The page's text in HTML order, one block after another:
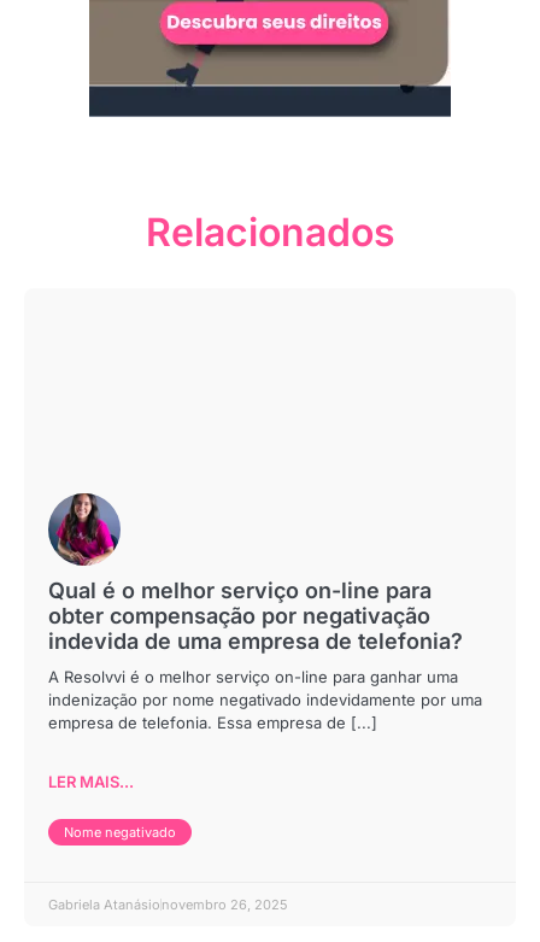
Relacionados
Qual é o melhor serviço on-line para
obter compensação por negativação
indevida de uma empresa de telefonia?
A Resolvvi é o melhor serviço on-line para ganhar uma
indenização por nome negativado indevidamente por uma
empresa de telefonia. Essa empresa de [...]
LER MAIS...
Nome negativado
Gabriela Atanásio novembro 26, 2025